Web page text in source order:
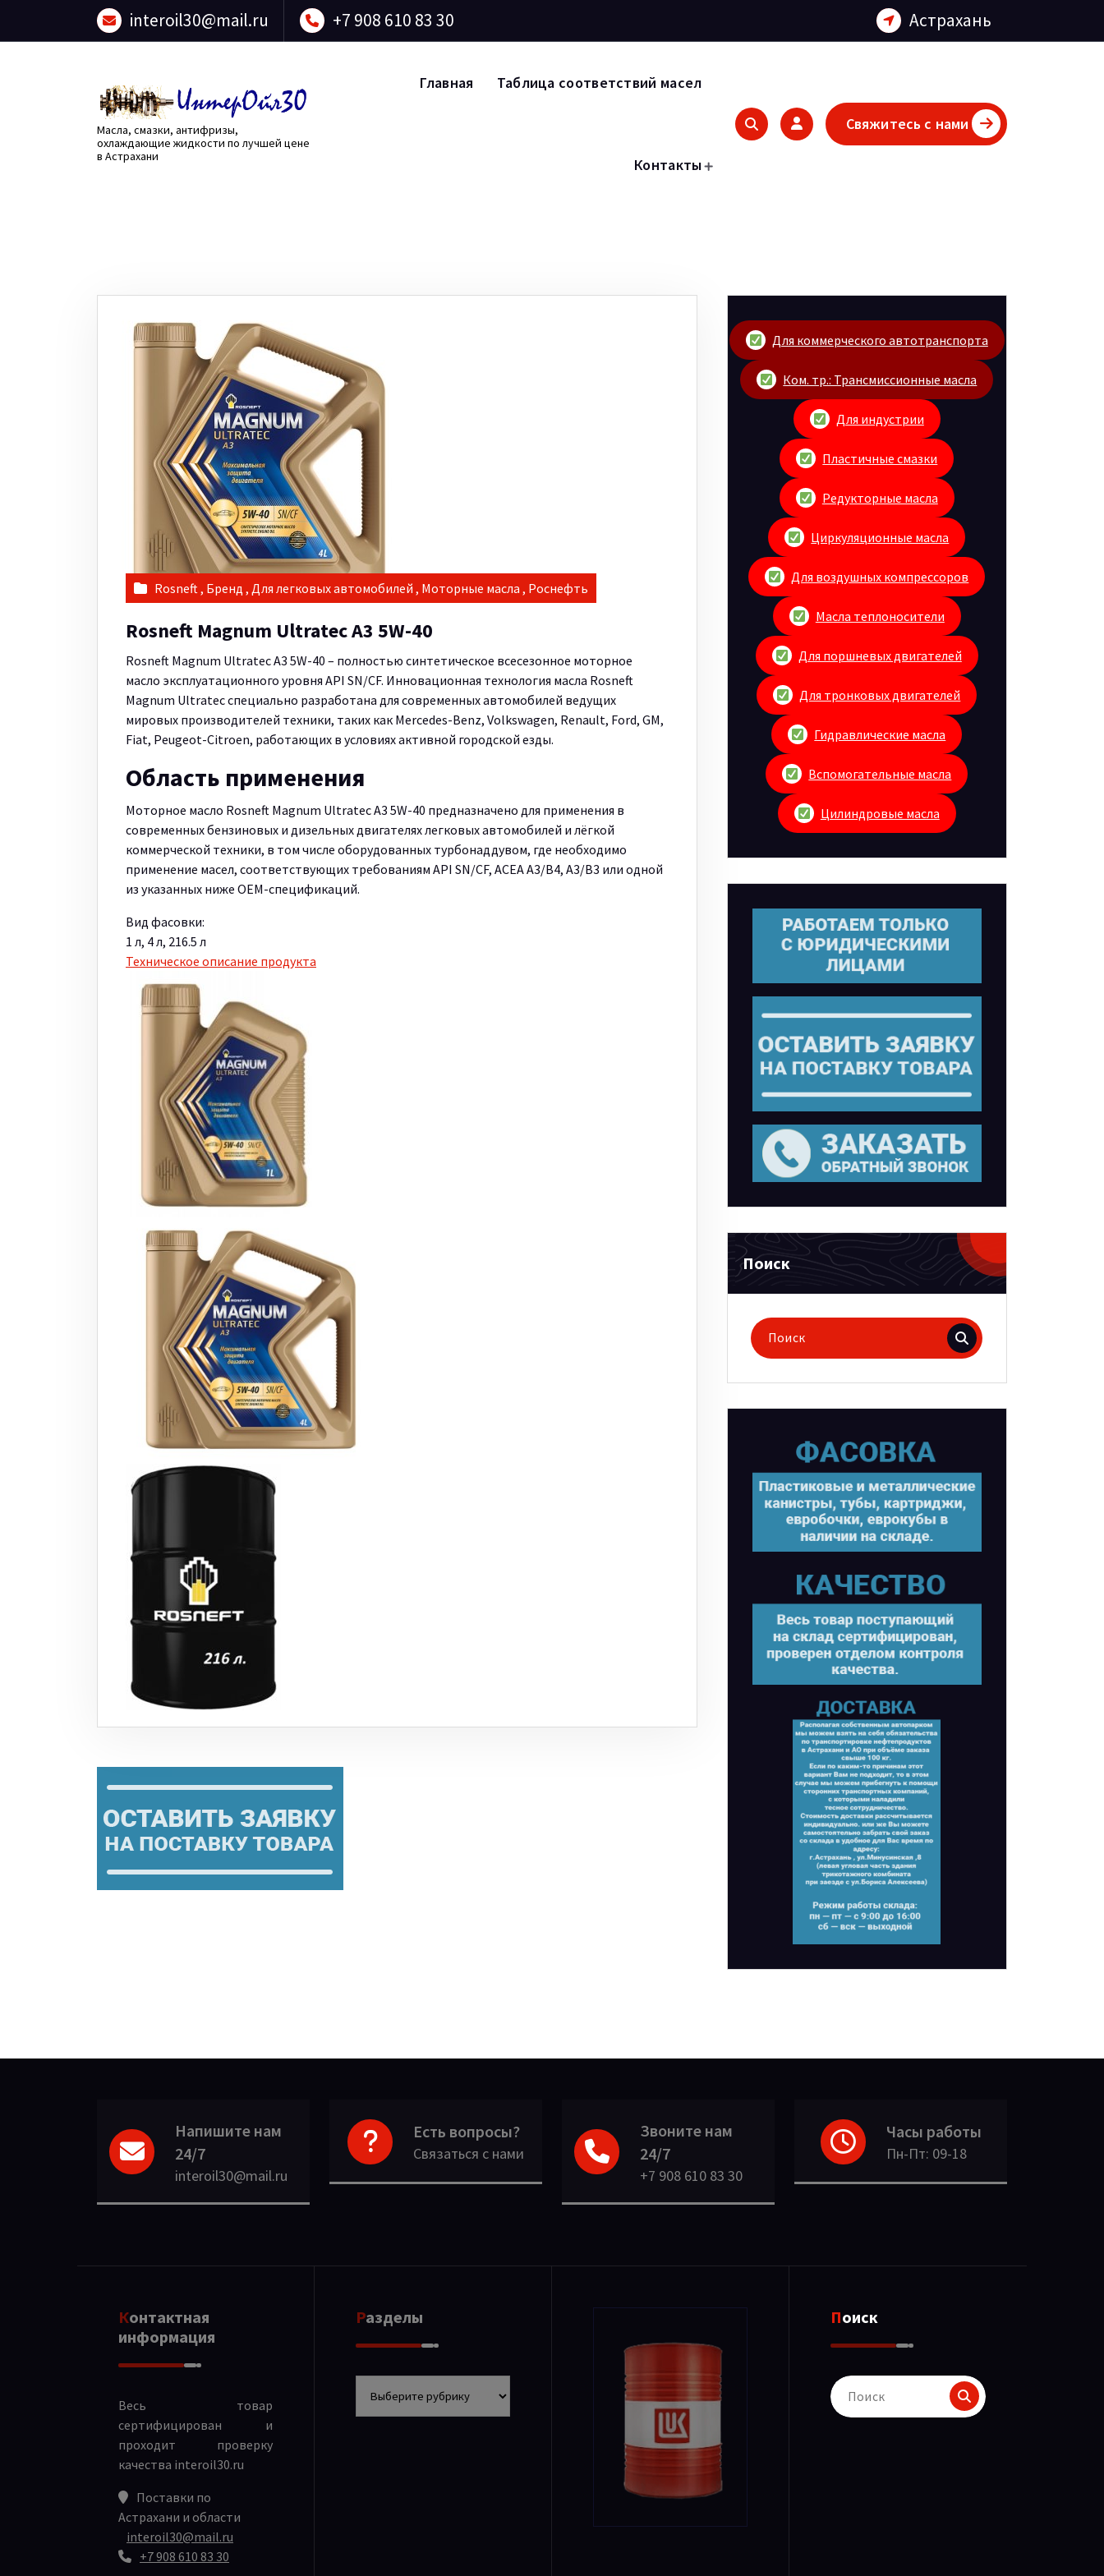
interoil30@mail.ru +7 908 610 83 30 Астрахань
Масла, смазки, антифризы,
охлаждающие жидкости по лучшей цене
в Астрахани
Главная Таблица соответствий масел
Контакты
Свяжитесь с нами
Rosneft, Бренд , Для легковых автомобилей , Моторные масла , Роснефть
Rosneft Magnum Ultratec A3 5W-40
Rosneft Magnum Ultratec A3 5W-40 – полностью синтетическое всесезонное моторное
масло эксплуатационного уровня API SN/CF. Инновационная технология масла Rosneft
Magnum Ultratec специально разработана для современных автомобилей ведущих
мировых производителей техники, таких как Mercedes-Benz, Volkswagen, Renault, Ford, GM,
Fiat, Peugeot-Citroen, работающих в условиях активной городской езды.
Область применения
Моторное масло Rosneft Magnum Ultratec A3 5W-40 предназначено для применения в
современных бензиновых и дизельных двигателях легковых автомобилей и лёгкой
коммерческой техники, в том числе оборудованных турбонаддувом, где необходимо
применение масел, соответствующих требованиям API SN/CF, АСЕА А3/В4, А3/В3 или одной
из указанных ниже ОЕМ-спецификаций.
Вид фасовки:
1 л, 4 л, 216.5 л
Техническое описание продукта
Для коммерческого автотранспорта
Ком. тр.: Трансмиссионные масла
Для индустрии
Пластичные смазки
Редукторные масла
Циркуляционные масла
Для воздушных компрессоров
Масла теплоносители
Для поршневых двигателей
Для тронковых двигателей
Гидравлические масла
Вспомогательные масла
Цилиндровые масла
Поиск
Поиск
для:
Напишите нам
24/7
interoil30@mail.ru
Есть вопросы?
Связаться с нами
Звоните нам
24/7
+7 908 610 83 30
Часы работы
Пн-Пт: 09-18
Контактная
информация
Весь товар
сертифицирован и
проходит проверку
качества interoil30.ru
Поставки по
Астрахани и области
interoil30@mail.ru
+7 908 610 83 30
Разделы Поиск
Поиск
для: